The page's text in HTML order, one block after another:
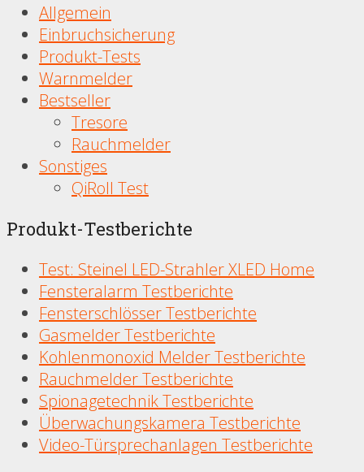
Allgemein
Einbruchsicherung
Produkt-Tests
Warnmelder
Bestseller
Tresore
Rauchmelder
Sonstiges
QiRoll Test
Produkt-Testberichte
Test: Steinel LED-Strahler XLED Home
Fensteralarm Testberichte
Fensterschlösser Testberichte
Gasmelder Testberichte
Kohlenmonoxid Melder Testberichte
Rauchmelder Testberichte
Spionagetechnik Testberichte
Überwachungskamera Testberichte
Video-Türsprechanlagen Testberichte